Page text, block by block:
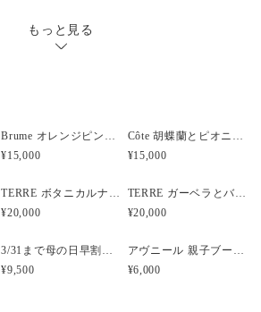
もっと見る
Brume オレンジピンクのフープブーケ
¥15,000
Côte 胡蝶蘭とピオニーのキャスケードブーケ｜ピンク×ホワイト
¥15,000
TERRE ボタニカルナチュラルクラッチウェディングブーケ
¥20,000
TERRE ガーベラとバンクシアのナチュラルクラッチブーケ
¥20,000
3/31まで母の日早割・5束限定 ローズのアーティフィシャルフラワーブーケ Bonheur Rosé（ボヌール・ロゼ）
¥9,500
アヴニール 親子ブーケ風ガラスボトル アーティフィシャルフラワー
¥6,000